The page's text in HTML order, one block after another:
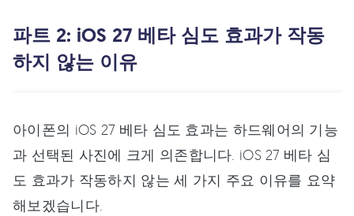
파트 2: iOS 27 베타 심도 효과가 작동
하지 않는 이유
아이폰의 iOS 27 베타 심도 효과는 하드웨어의 기능
과 선택된 사진에 크게 의존합니다. iOS 27 베타 심
도 효과가 작동하지 않는 세 가지 주요 이유를 요약
해보겠습니다.